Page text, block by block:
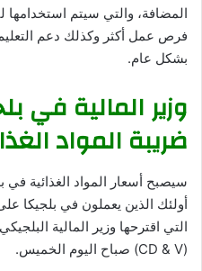
المضافة، والتي سيتم استخدامها
فرص عمل أكثر وكذلك دعم
بشكل عام.
وزير المالية في
ضريبة المواد
سيصبح أسعار المواد الغذائية
أولئك الذين يعملون في بلجيكا
التي اقترحها وزير المالية
(CD & V) صباح اليوم الخميس.